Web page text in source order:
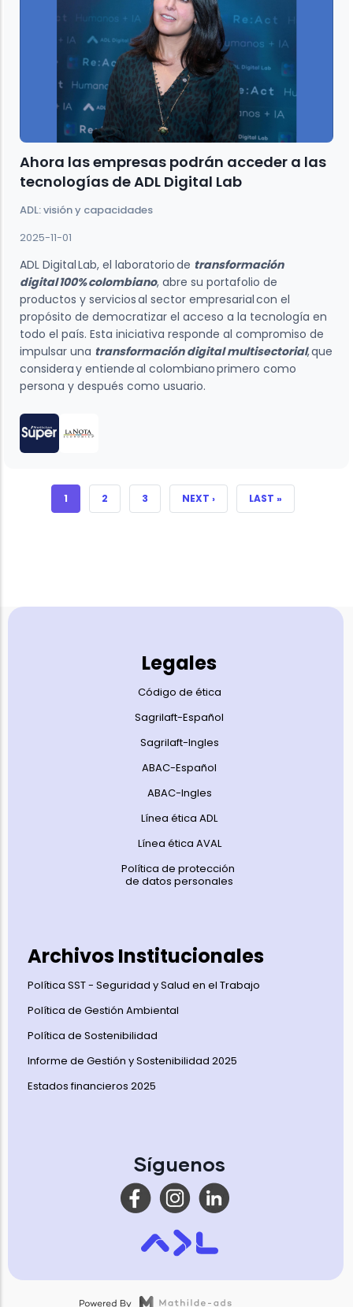
Ahora las empresas podrán acceder a las
tecnologías de ADL Digital Lab
ADL: visión y capacidades
2025-11-01
ADL Digital Lab, el laboratorio de transformación
digital 100% colombiano, abre su portafolio de
productos y servicios al sector empresarial con el
propósito de democratizar el acceso a la tecnología en
todo el país. Esta iniciativa responde al compromiso de
impulsar una transformación digital multisectorial, que
considera y entiende al colombiano primero como
persona y después como usuario.
CURRENT PAGE
1 PAGE
2 PAGE
3 NEXT PAGE
NEXT › LAST PAGE
LAST »
Legales
Código de ética
Sagrilaft-Español
Sagrilaft-Ingles
ABAC-Español
ABAC-Ingles
Línea ética ADL
Línea ética AVAL
Política de protección
de datos personales
Archivos Institucionales
Política SST - Seguridad y Salud en el Trabajo
Política de Gestión Ambiental
Política de Sostenibilidad
Informe de Gestión y Sostenibilidad 2025
Estados financieros 2025
Síguenos